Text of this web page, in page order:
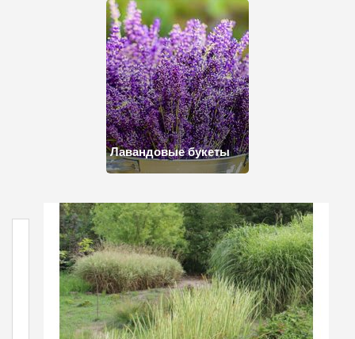
Лавандовые букеты